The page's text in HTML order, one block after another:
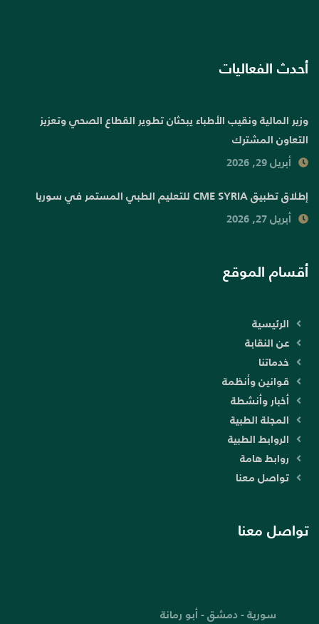
أحدث الفعاليات
وزير المالية ونقيب الأطباء يبحثان تطوير القطاع الصحي وتعزيز
التعاون المشترك
أبريل 29, 2026
إطلاق تطبيق CME SYRIA للتعليم الطبي المستمر في سوريا
أبريل 27, 2026
أقسام الموقع
الرئيسية
عن النقابة
خدماتنا
قوانين وأنظمة
أخبار وأنشطة
المجلة الطبية
الروابط الطبية
روابط هامة
تواصل معنا
تواصل معنا
سورية - دمشق - أبو رمانة